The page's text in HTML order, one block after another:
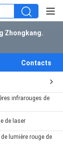
Zhongkang.
Contacts
infrarouges de
de laser
lumière rouge de